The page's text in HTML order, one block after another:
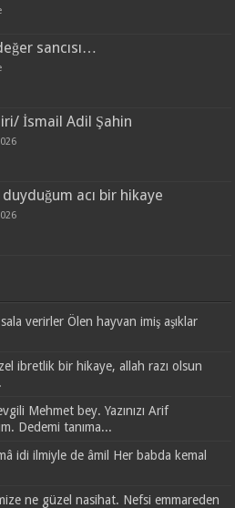
sancısı…
İsmail Adil Şahin
duyduğum acı bir hikaye
verirler Ölen hayvan imiş aşıklar
ibretlik bir hikaye, allah razı olsun
Mehmet bey. Yazınızı Arif
Dedemi tanıma...
idi ilmiyle de âmil Her babda kemal
ne güzel nasihat. Nefsi emmareden